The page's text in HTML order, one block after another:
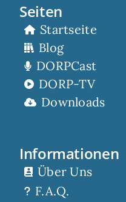
Seiten
Startseite
Blog
DORPCast
DORP-TV
Downloads
Informationen
Über Uns
F.A.Q.